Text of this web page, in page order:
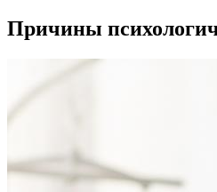
Причины